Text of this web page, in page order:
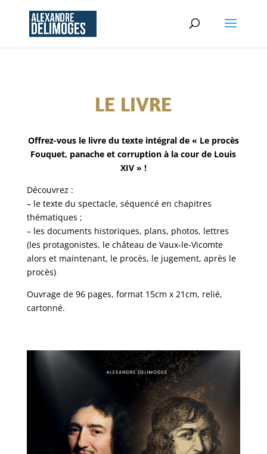
LE LIVRE
Offrez-vous le livre du texte intégral de « Le procès
Fouquet, panache et corruption à la cour de Louis
XIV » !
Découvrez :
– le texte du spectacle, séquencé en chapitres
thématiques ;
– les documents historiques, plans, photos, lettres
(les protagonistes, le château de Vaux-le-Vicomte
alors et maintenant, le procès, le jugement, après le
procès)
Ouvrage de 96 pages, format 15cm x 21cm, relié,
cartonné.